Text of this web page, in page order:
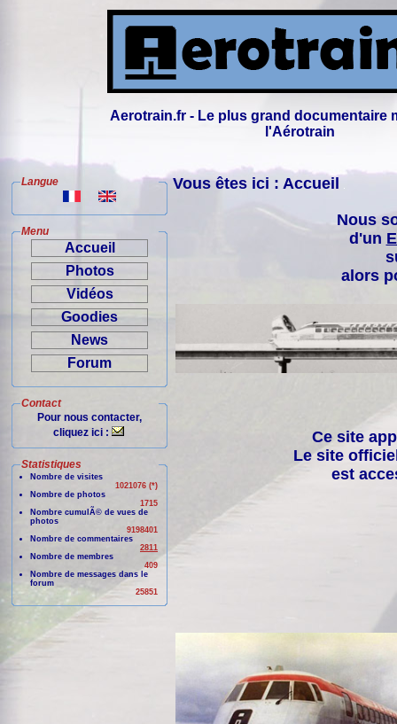
Aerotrain.fr - Le plus grand documentaire
l'Aérotrain
Langue
Menu
Accueil
Photos
Vidéos
Goodies
News
Forum
Contact
Pour nous contacter,
cliquez ici :
Statistiques
Nombre de visites
1021076 (*)
Nombre de photos
1715
Nombre cumulÃ© de vues de
photos
9198401
Nombre de commentaires
2811
Nombre de membres
409
Nombre de messages dans le
forum
25851
Vous êtes ici : Accueil
Nous
d'un
alors
Ce site
Le site
est